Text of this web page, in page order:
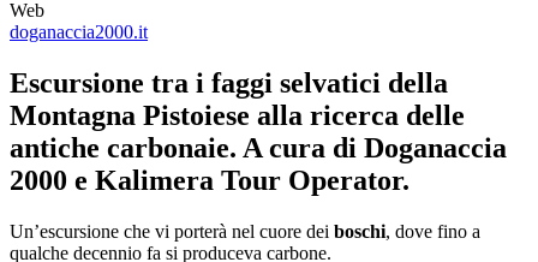
Web
doganaccia2000.it
Escursione tra i faggi selvatici della
Montagna Pistoiese alla ricerca delle
antiche carbonaie. A cura di Doganaccia
2000 e Kalimera Tour Operator.
Un’escursione che vi porterà nel cuore dei boschi, dove fino a
qualche decennio fa si produceva carbone.